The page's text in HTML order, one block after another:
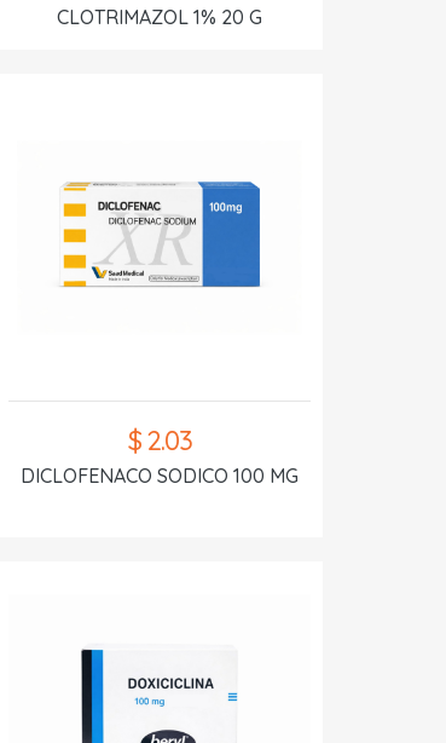
CLOTRIMAZOL 1% 20 G
$ 2.03
DICLOFENACO SODICO 100 MG